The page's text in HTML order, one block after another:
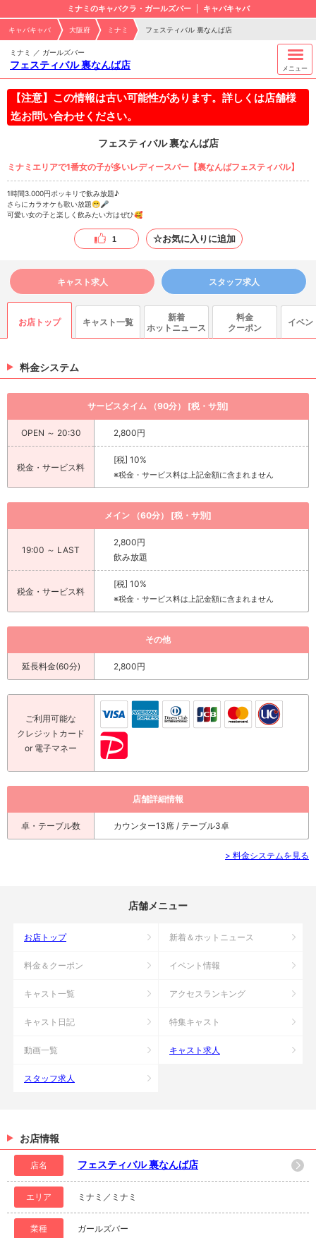
ミナミのキャバクラ・ガールズバー キャバキャバ
キャバキャバ 大阪府 ミナミ フェスティバル 裏なんば店
ミナミ ／ ガールズバー
フェスティバル 裏なんば店 メニュー
【注意】この情報は古い可能性があります。詳しくは店舗様
迄お問い合わせください。
フェスティバル 裏なんば店
ミナミエリアで1番女の子が多いレディースバー【裏なんばフェスティバル】
1時間3.000円ポッキリで飲み放題♪
さらにカラオケも歌い放題😁🎤
可愛い女の子と楽しく飲みたい方はぜひ🥰
1 ☆お気に入りに追加
キャスト求人 スタッフ求人
お店トップ キャスト一覧
新着
ホットニュース
料金
クーポン
イベン
料金システム
サービスタイム （90分） [税・サ別]
OPEN ～ 20:30 2,800円
税金・サービス料
[税] 10%
※税金・サービス料は上記金額に含まれません
メイン （60分） [税・サ別]
19:00 ～ LAST
2,800円
飲み放題
税金・サービス料
[税] 10%
※税金・サービス料は上記金額に含まれません
その他
延長料金(60分) 2,800円
ご利用可能な
クレジットカード
or 電子マネー
店舗詳細情報
卓・テーブル数 カウンター13席 / テーブル3卓
> 料金システムを見る
店舗メニュー
お店トップ 新着＆ホットニュース
料金＆クーポン イベント情報
キャスト一覧 アクセスランキング
キャスト日記 特集キャスト
動画一覧 キャスト求人
スタッフ求人
お店情報
店名 フェスティバル 裏なんば店
エリア ミナミ／ミナミ
業種 ガールズバー